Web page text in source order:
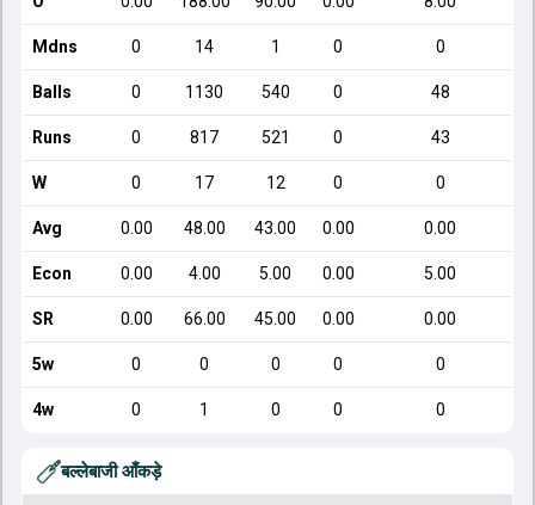
Mdns 0 14 1 0 0
Balls 0 1130 540 0 48
Runs 0 817 521 0 43
W 0 17 12 0 0
Avg 0.00 48.00 43.00 0.00 0.00
Econ 0.00 4.00 5.00 0.00 5.00
SR 0.00 66.00 45.00 0.00 0.00
5w 0 0 0 0 0
4w 0 1 0 0 0
बल्लेबाजी आँकड़े